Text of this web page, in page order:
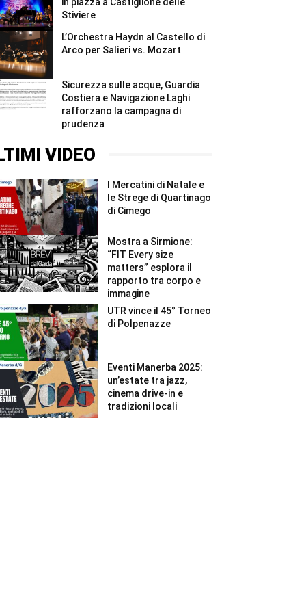
Stiviere
L’Orchestra Haydn al Castello di
Arco per Salieri vs. Mozart
Sicurezza sulle acque, Guardia
Costiera e Navigazione Laghi
rafforzano la campagna di
prudenza
VIDEO
I Mercatini di Natale e
le Strege di Quartinago
di Cimego
Mostra a Sirmione:
“FIT Every size
matters” esplora il
rapporto tra corpo e
immagine
UTR vince il 45° Torneo
di Polpenazze
Eventi Manerba 2025:
un’estate tra jazz,
cinema drive-in e
tradizioni locali